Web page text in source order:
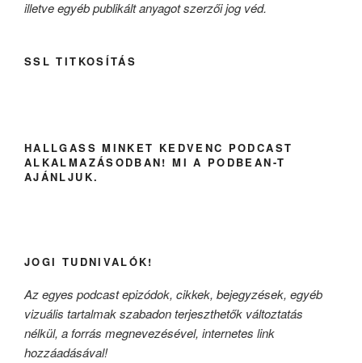
illetve egyéb publikált anyagot szerzői jog véd.
SSL TITKOSÍTÁS
HALLGASS MINKET KEDVENC PODCAST
ALKALMAZÁSODBAN! MI A PODBEAN-T
AJÁNLJUK.
JOGI TUDNIVALÓK!
Az egyes podcast epizódok, cikkek, bejegyzések, egyéb
vizuális tartalmak szabadon terjeszthetők változtatás
nélkül, a forrás megnevezésével, internetes link
hozzáadásával!